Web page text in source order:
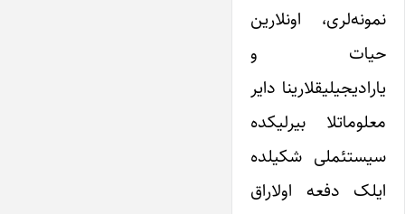
نمونه‌لری، اونلارین
حیات و
یارادیجیلیقلارینا دایر
معلوماتلا بیرلیکده
سیستئملی شکیلده
ایلک دفعه اولاراق